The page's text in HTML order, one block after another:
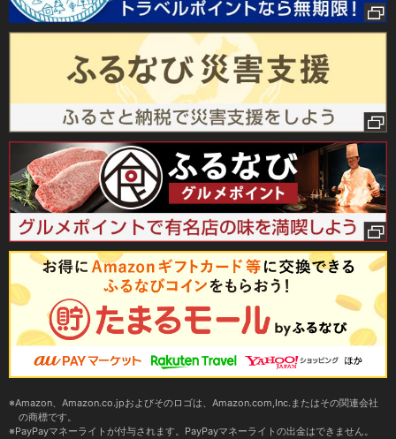
Amazon、Amazon.co.jpおよびそのロゴは、Amazon.com,Inc.またはその関連会社
の商標です。
PayPayマネーライトが付与されます。PayPayマネーライトの出金はできません。